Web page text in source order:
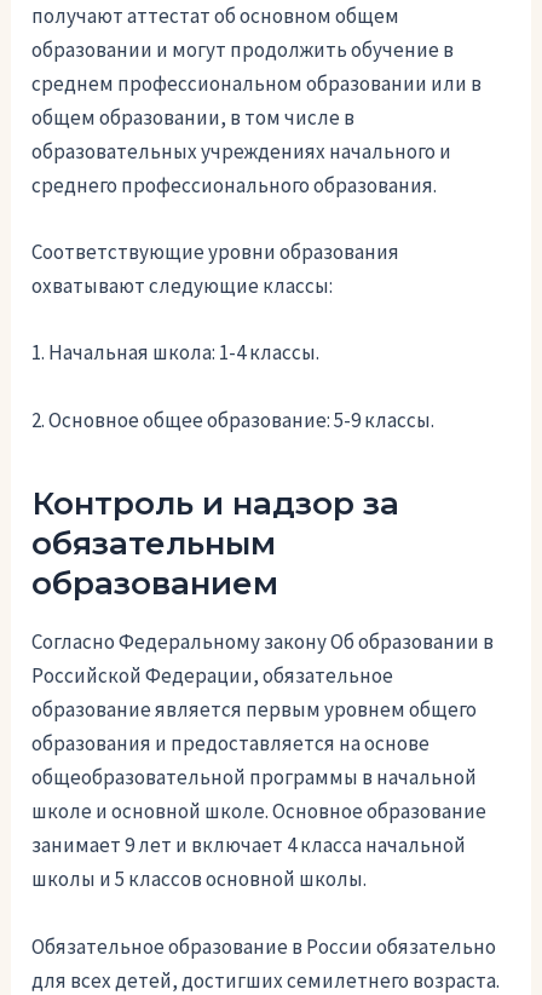
получают аттестат об основном общем
образовании и могут продолжить обучение в
среднем профессиональном образовании или в
общем образовании, в том числе в
образовательных учреждениях начального и
среднего профессионального образования.
Соответствующие уровни образования
охватывают следующие классы:
1. Начальная школа: 1-4 классы.
2. Основное общее образование: 5-9 классы.
Контроль и надзор за
обязательным
образованием
Согласно Федеральному закону Об образовании в
Российской Федерации, обязательное
образование является первым уровнем общего
образования и предоставляется на основе
общеобразовательной программы в начальной
школе и основной школе. Основное образование
занимает 9 лет и включает 4 класса начальной
школы и 5 классов основной школы.
Обязательное образование в России обязательно
для всех детей, достигших семилетнего возраста.